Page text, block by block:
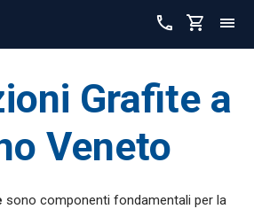
Grafite a
Veneto
sono componenti fondamentali per la